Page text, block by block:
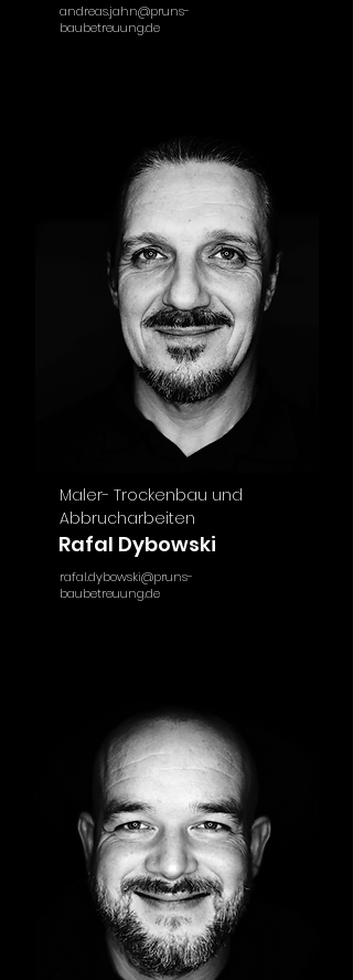
andreas.jahn@pruns-
baubetreuung.de
Maler- Trockenbau und
Abbrucharbeiten
Rafal Dybowski
rafal.dybowski@pruns-
baubetreuung.de